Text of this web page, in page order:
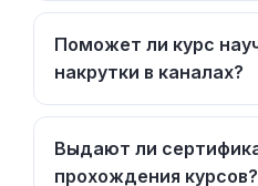
Поможет ли курс
накрутки в каналах?
Выдают ли
прохождения курсов?